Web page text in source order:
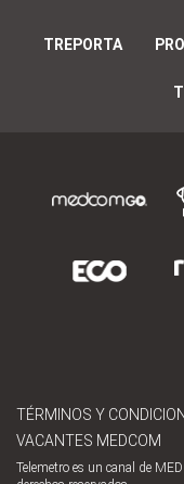
TREPORTA
TÉRMINOS Y
VACANTES MEDCOM
Telemetro es un canal de